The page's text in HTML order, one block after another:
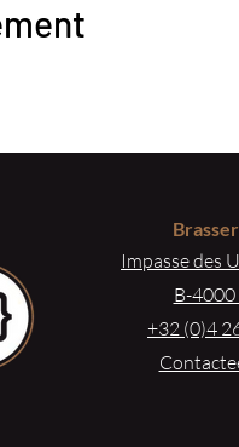
Impasse des
B-4000
+32 (0)4